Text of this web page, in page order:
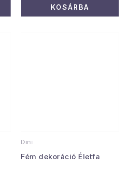
KOSÁRBA
Dini
Fém dekoráció Életfa